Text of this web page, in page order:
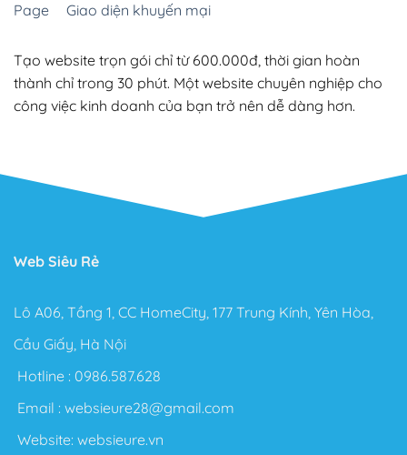
Page
Giao diện khuyến mại
Tạo website trọn gói chỉ từ 600.000đ, thời gian hoàn
thành chỉ trong 30 phút. Một website chuyên nghiệp cho
công việc kinh doanh của bạn trở nên dễ dàng hơn.
Web Siêu Rẻ
Lô A06, Tầng 1, CC HomeCity, 177 Trung Kính, Yên Hòa,
Cầu Giấy, Hà Nội
Hotline : 0986.587.628
Email : websieure28@gmail.com
Website: websieure.vn